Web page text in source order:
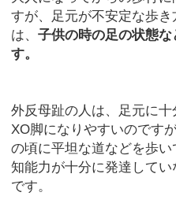
すが、足元が不安定な歩
は、子供の時の足の状態
す。
外反母趾の人は、足元に十
XO脚になりやすいのです
の頃に平坦な道などを歩
知能力が十分に発達して
です。